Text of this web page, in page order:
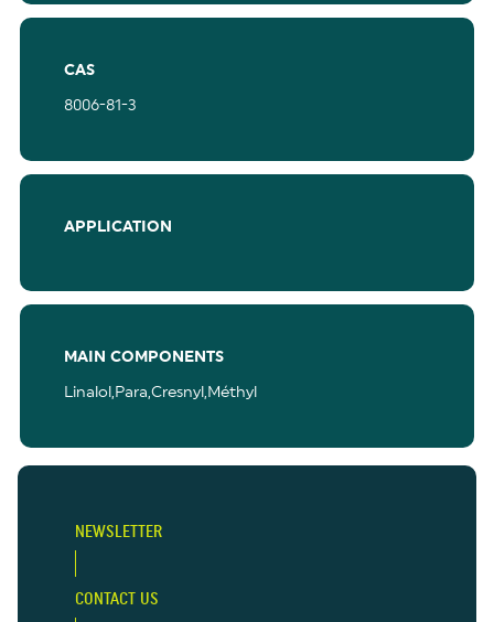
CAS
8006-81-3
APPLICATION
MAIN COMPONENTS
Linalol,Para,Cresnyl,Méthyl
NEWSLETTER
CONTACT US